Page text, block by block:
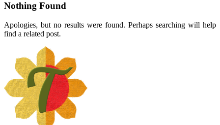
Nothing Found
Apologies, but no results were found. Perhaps searching will help
find a related post.